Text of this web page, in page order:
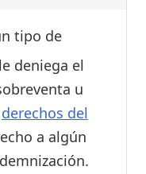
tipo de
deniega el
u
derechos del
a algún